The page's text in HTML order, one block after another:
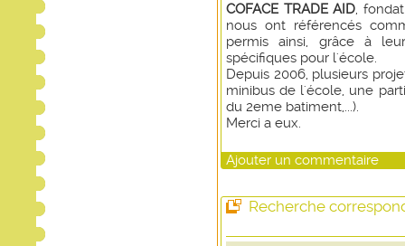
COFACE TRADE AID,
nous ont référencés
permis ainsi, grâce à
spécifiques pour l'école.
Depuis 2006, plusieurs
minibus de l'école, une
du 2eme batiment,...).
Merci a eux.
Ajouter un commentaire
Recherche